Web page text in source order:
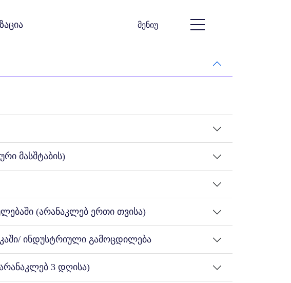
მენიუ
მასშტაბის)
(არანაკლებ ერთი თვისა)
ინდუსტრიული გამოცდილება
3 დღისა)